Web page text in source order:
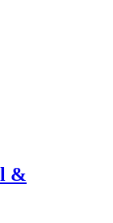
&